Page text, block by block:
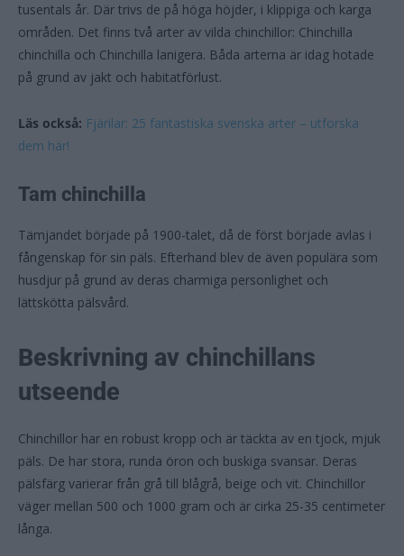
tusentals år. Där trivs de på höga höjder, i klippiga och karga
områden. Det finns två arter av vilda chinchillor: Chinchilla
chinchilla och Chinchilla lanigera. Båda arterna är idag hotade
på grund av jakt och habitatförlust.
Läs också: Fjärilar: 25 fantastiska svenska arter – utforska
dem här!
Tam chinchilla
Tämjandet började på 1900-talet, då de först började avlas i
fångenskap för sin päls. Efterhand blev de även populära som
husdjur på grund av deras charmiga personlighet och
lättskötta pälsvård.
Beskrivning av chinchillans
utseende
Chinchillor har en robust kropp och är täckta av en tjock, mjuk
päls. De har stora, runda öron och buskiga svansar. Deras
pälsfärg varierar från grå till blågrå, beige och vit. Chinchillor
väger mellan 500 och 1000 gram och är cirka 25-35 centimeter
långa.